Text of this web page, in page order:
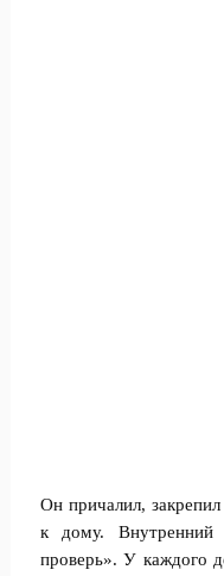
Он причалил,
к дому.
проверь». У каждого